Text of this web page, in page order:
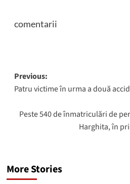
comentarii
Post
navigation
Previous:
Patru victime în urma a două
Peste 540 de înmatriculări de
Harghita, în
More Stories